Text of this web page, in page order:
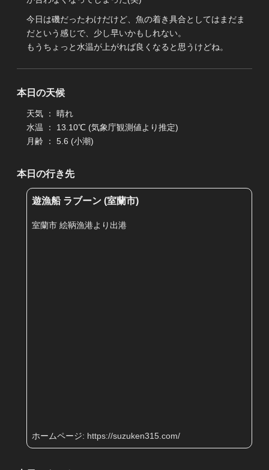
今日は磯だったわけだけど、魚の着き具合としてはまだま
だという感じで、少し早いかもしれない。
もうちょっと水温が上がれば良くなると思うけどね。
本日の天候
天気 ： 晴れ
水温 ： 13.10℃ (気象庁観測値より推定)
月齢 ： 5.6 (小潮)
本日の行き先
遊漁船 ラブーン (室蘭市)
室蘭市 絵鞆漁港より出港
ホームページ: https://suzuken315.com/